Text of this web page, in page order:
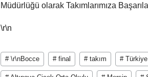
Müdürlüğü olarak Takımlarımıza
\r\n
# \r\nBocce # final # takım # Türkiye